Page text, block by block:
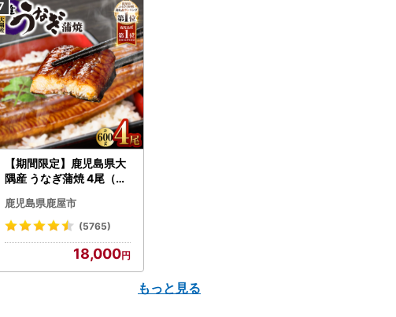
【期間限定】鹿児島県大
隅産 うなぎ蒲焼 4尾（60
cp18 うなぎ 鰻 魚 惣菜 総
菜
鹿児島県鹿屋市
(5765)
18,000
もっと見る